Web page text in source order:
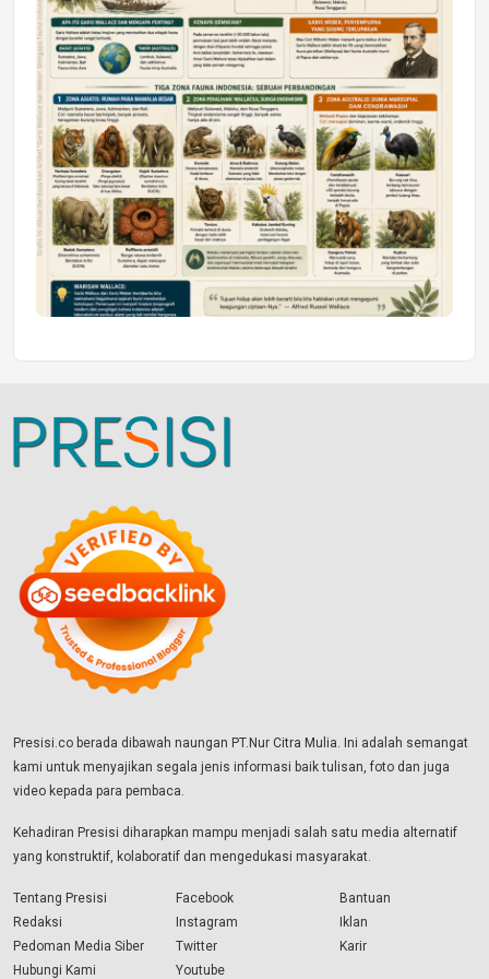
Presisi.co berada dibawah naungan PT.Nur Citra Mulia. Ini adalah semangat
kami untuk menyajikan segala jenis informasi baik tulisan, foto dan juga
video kepada para pembaca.
Kehadiran Presisi diharapkan mampu menjadi salah satu media alternatif
yang konstruktif, kolaboratif dan mengedukasi masyarakat.
Tentang Presisi
Redaksi
Pedoman Media Siber
Hubungi Kami
Facebook
Instagram
Twitter
Youtube
Bantuan
Iklan
Karir